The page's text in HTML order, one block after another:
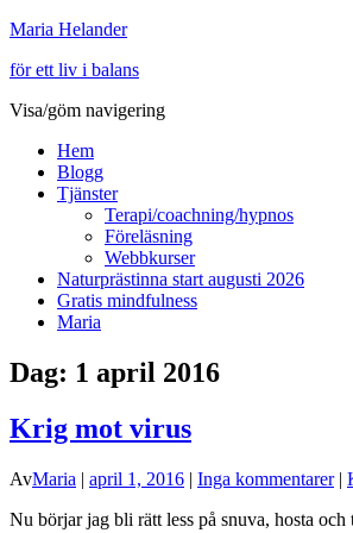
Maria Helander
för ett liv i balans
Visa/göm navigering
Hem
Blogg
Tjänster
Terapi/coachning/hypnos
Föreläsning
Webbkurser
Naturprästinna start augusti 2026
Gratis mindfulness
Maria
Dag: 1 april 2016
Krig mot virus
AvMaria | april 1, 2016 | Inga kommentarer|
Nu börjar jag bli rätt less på snuva, hosta